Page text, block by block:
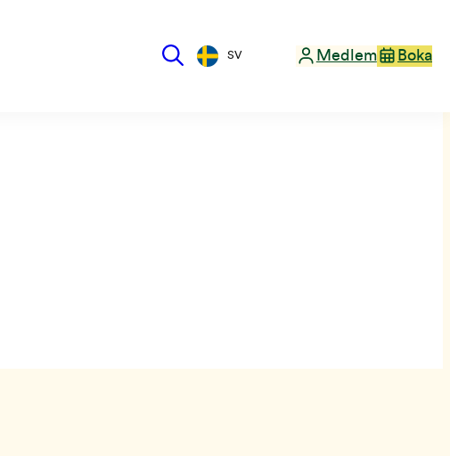
SV Medlem Boka